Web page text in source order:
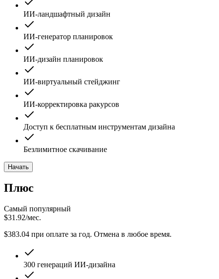
ИИ-ландшафтный дизайн
ИИ-генератор планировок
ИИ-дизайн планировок
ИИ-виртуальный стейджинг
ИИ-корректировка ракурсов
Доступ к бесплатным инструментам дизайна
Безлимитное скачивание
Начать
Плюс
Самый популярный
$31.92/мес.
$383.04 при оплате за год. Отмена в любое время.
300 генераций ИИ-дизайна